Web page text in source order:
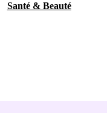
Santé & Beauté